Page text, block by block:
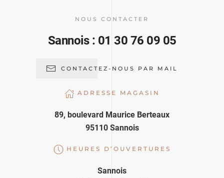
NOUS CONTACTER
Sannois : 01 30 76 09 05
CONTACTEZ-NOUS PAR MAIL
ADRESSE MAGASIN
89, boulevard Maurice Berteaux
95110 Sannois
HEURES D’OUVERTURES
Sannois